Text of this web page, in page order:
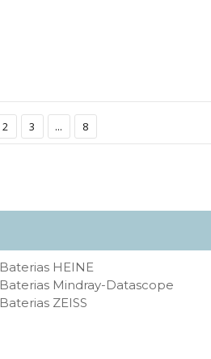
2 3 ... 8
Baterias HEINE
Baterias Mindray-Datascope
Baterias ZEISS